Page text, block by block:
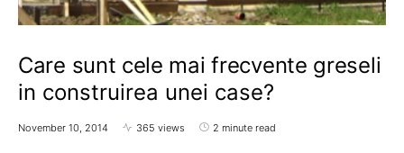
Care sunt cele mai frecvente greseli
in construirea unei case?
November 10, 2014 365 views 2 minute read